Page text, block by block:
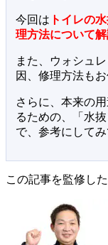
今回は トイレの
理方法について
また、ウォシュ
因、修理方法もお
さらに、本来の
るための、「水
で、参考にしてみ
この記事を監修し